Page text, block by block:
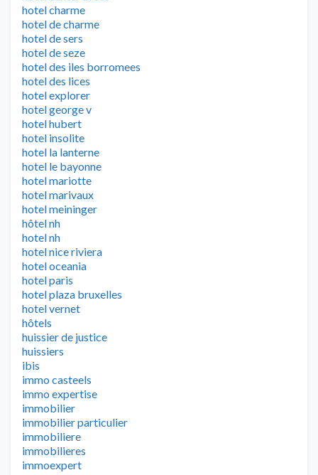
hotel charme
hotel de charme
hotel de sers
hotel de seze
hotel des iles borromees
hotel des lices
hotel explorer
hotel george v
hotel hubert
hotel insolite
hotel la lanterne
hotel le bayonne
hotel mariotte
hotel marivaux
hotel meininger
hôtel nh
hotel nh
hotel nice riviera
hotel oceania
hotel paris
hotel plaza bruxelles
hotel vernet
hôtels
huissier de justice
huissiers
ibis
immo casteels
immo expertise
immobilier
immobilier particulier
immobiliere
immobilieres
immoexpert